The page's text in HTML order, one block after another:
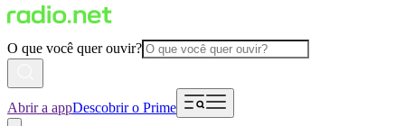
O que você quer ouvir?
Abrir a appDescobrir o Prime